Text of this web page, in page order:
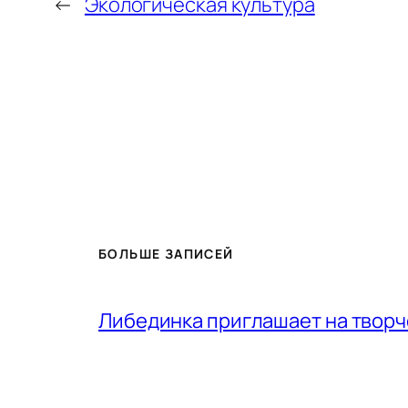
БОЛЬШЕ ЗАПИСЕЙ
Либединка приглашает на